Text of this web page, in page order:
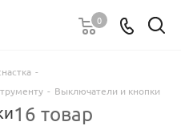
0
-
- Выключатели и кнопки
16 товар